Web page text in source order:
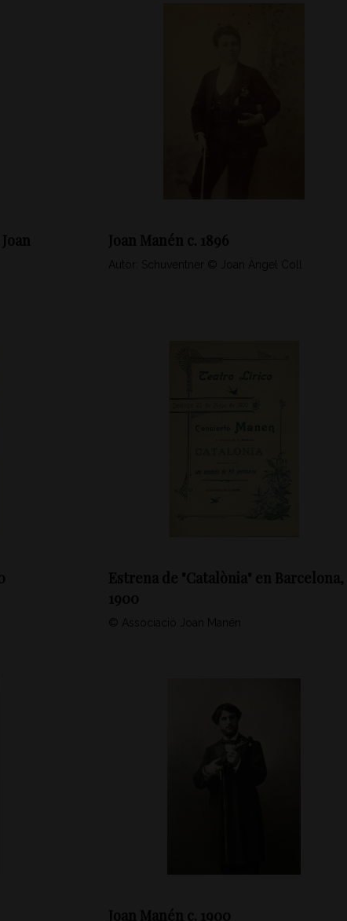
Joan Manén c. 1896
Autor: Schuventner © Joan Àngel Coll
Estrena de "Catalònia" en Barcelona,
1900
© Associació Joan Manén
Joan Manén c. 1900